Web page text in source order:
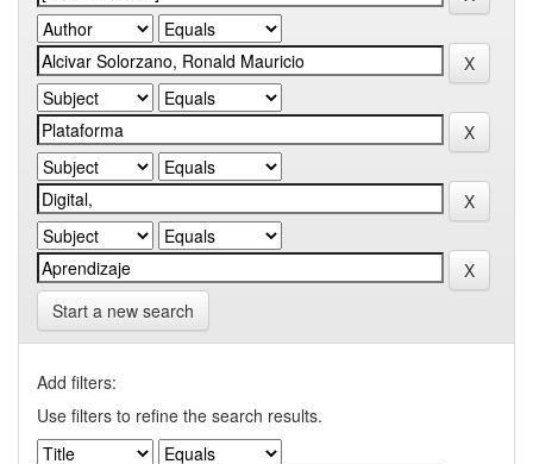
Start a new search
Add filters:
Use filters to refine the search results.